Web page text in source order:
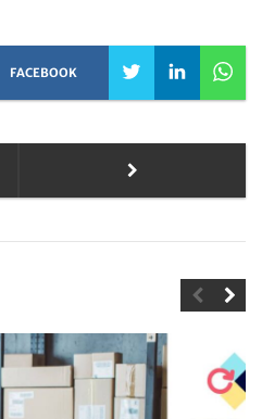
FACEBOOK